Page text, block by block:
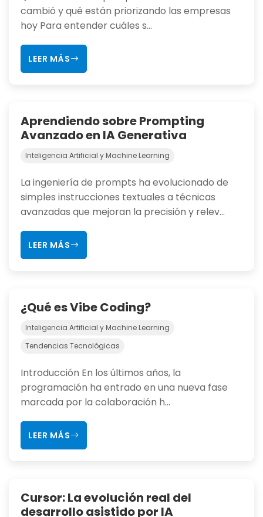
cambió y qué están priorizando las empresas
hoy Para entender cuáles s...
LEER MÁS
Aprendiendo sobre Prompting
Avanzado en IA Generativa
Inteligencia Artificial y Machine Learning
La ingeniería de prompts ha evolucionado de
simples instrucciones textuales a técnicas
avanzadas que mejoran la precisión y relev...
LEER MÁS
¿Qué es Vibe Coding?
Inteligencia Artificial y Machine Learning
Tendencias Tecnológicas
Introducción En los últimos años, la
programación ha entrado en una nueva fase
marcada por la colaboración h...
LEER MÁS
Cursor: La evolución real del
desarrollo asistido por IA